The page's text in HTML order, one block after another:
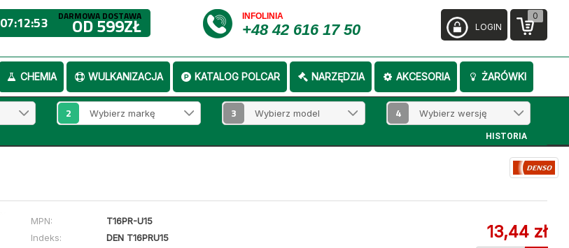
07:12:52 DARMOWA DOSTAWA
OD 599ZŁ INFOLINIA
+48 42 616 17 50
CHEMIA WULKANIZACJA KATALOG POLCAR NARZĘDZIA AKCESORIA ŻARÓWKI
0
LOGIN
2 3 4
HISTORIA
MPN:
T16PR-U15
Indeks:
DEN T16PRU15
13,44 zł